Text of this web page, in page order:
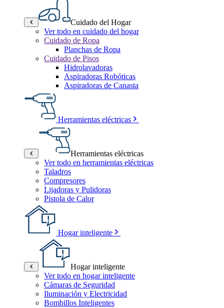
Cuidado del Hogar
Ver todo en cuidado del hogar
Cuidado de Ropa
Planchas de Ropa
Cuidado de Pisos
Hidrolavadoras
Aspiradoras Robóticas
Aspiradoras de Canasta
Herramientas eléctricas
Herramientas eléctricas
Ver todo en herramientas eléctricas
Taladros
Compresores
Lijadoras y Pulidoras
Pistola de Calor
Hogar inteligente
Hogar inteligente
Ver todo en hogar inteligente
Cámaras de Seguridad
Iluminación y Electricidad
Bombillos Inteligentes